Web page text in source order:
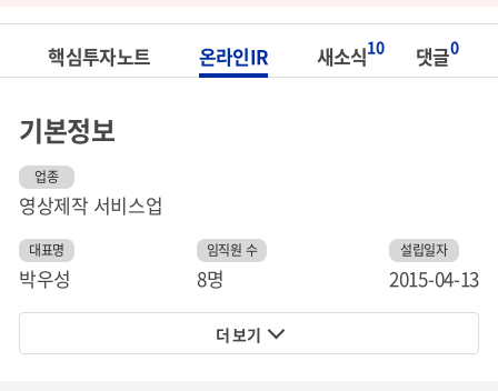
핵심투자노트 온라인IR 새소식10 댓글0
기본정보
업종
영상제작 서비스업
대표명
박우성
임직원 수
8명
설립일자
2015-04-13
더 보기